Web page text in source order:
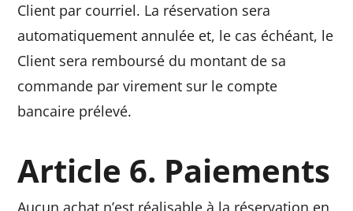
Client par courriel. La réservation sera
automatiquement annulée et, le cas échéant, le
Client sera remboursé du montant de sa
commande par virement sur le compte
bancaire prélevé.
Article 6. Paiements